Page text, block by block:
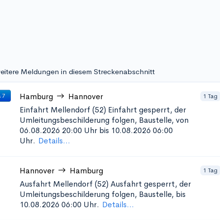
Meldungen in diesem Streckenabschnitt
7 Hamburg Hannover 1 Tag
Einfahrt Mellendorf (52) Einfahrt gesperrt, der
Umleitungsbeschilderung folgen, Baustelle, von
06.08.2026 20:00 Uhr bis 10.08.2026 06:00
Uhr. Details...
Hannover Hamburg 1 Tag
Ausfahrt Mellendorf (52) Ausfahrt gesperrt, der
Umleitungsbeschilderung folgen, Baustelle, bis
10.08.2026 06:00 Uhr. Details...